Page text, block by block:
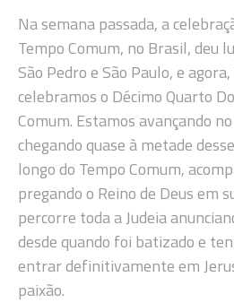
Na semana passada, a
Tempo Comum, no Brasil, deu
São Pedro e São Paulo, e
celebramos o Décimo Quarto
Comum. Estamos avançando
chegando quase à metade
longo do Tempo Comum,
pregando o Reino de Deus em
percorre toda a Judeia
desde quando foi batizado e
entrar definitivamente em
paixão.